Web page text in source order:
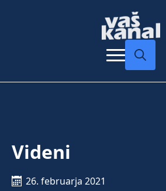
Videni
26. februarja 2021